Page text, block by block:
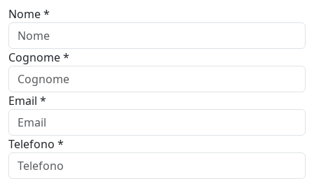
Nome *
Cognome *
Email *
Telefono *